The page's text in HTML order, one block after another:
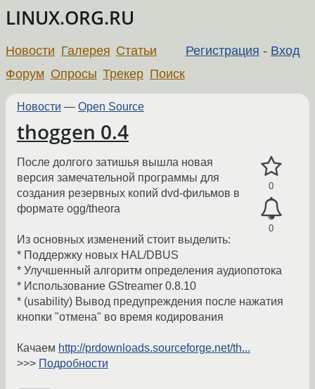
LINUX.ORG.RU
Регистрация - Вход
Новости Галерея Статьи
Форум Опросы Трекер Поиск
Новости — Open Source
thoggen 0.4
0
0
После долгого затишья вышла новая
версия замечательной программы для
создания резервных копий dvd-фильмов в
формате ogg/theora
Из основных изменений стоит выделить:
* Поддержку новых HAL/DBUS
* Улучшенный алгоритм определения аудиопотока
* Использование GStreamer 0.8.10
* (usability) Вывод предупреждения после нажатия
кнопки "отмена" во время кодирования
Качаем http://prdownloads.sourceforge.net/th...
>>> Подробности